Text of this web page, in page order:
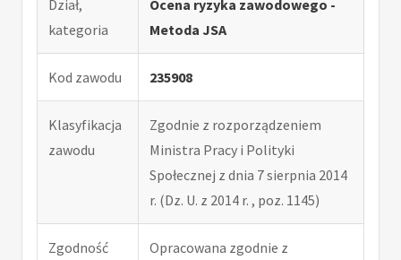
Dział,
kategoria
Ocena ryzyka zawodowego -
Metoda JSA
Kod zawodu 235908
Klasyfikacja
zawodu
Zgodnie z rozporządzeniem
Ministra Pracy i Polityki
Społecznej z dnia 7 sierpnia 2014
r. (Dz. U. z 2014 r. , poz. 1145)
Zgodność
Opracowana zgodnie z